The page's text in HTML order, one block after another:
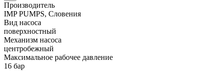
Производитель
IMP PUMPS, Словения
Вид насоса
поверхностный
Механизм насоса
центробежный
Максимальное рабочее давление
16 бар